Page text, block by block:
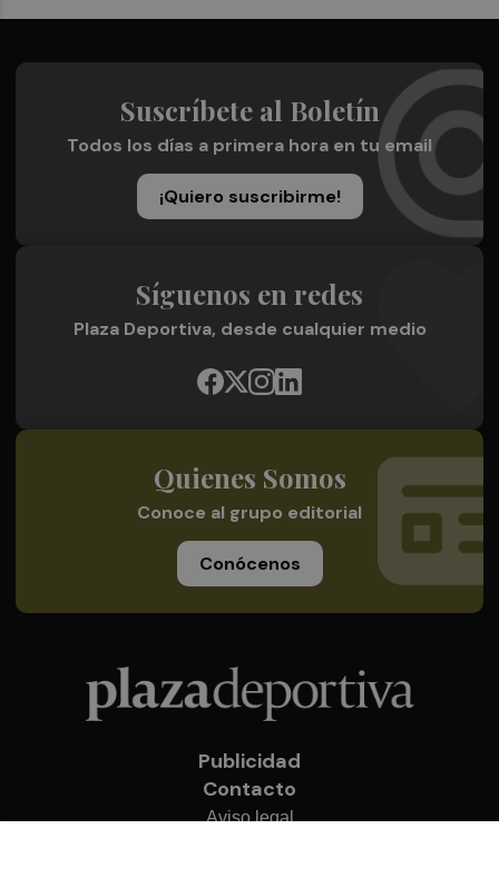
Suscríbete al Boletín
Todos los días a primera hora en tu email
¡Quiero suscribirme!
Síguenos en redes
Plaza Deportiva, desde cualquier medio
Quienes Somos
Conoce al grupo editorial
Conócenos
Publicidad
Contacto
Aviso legal